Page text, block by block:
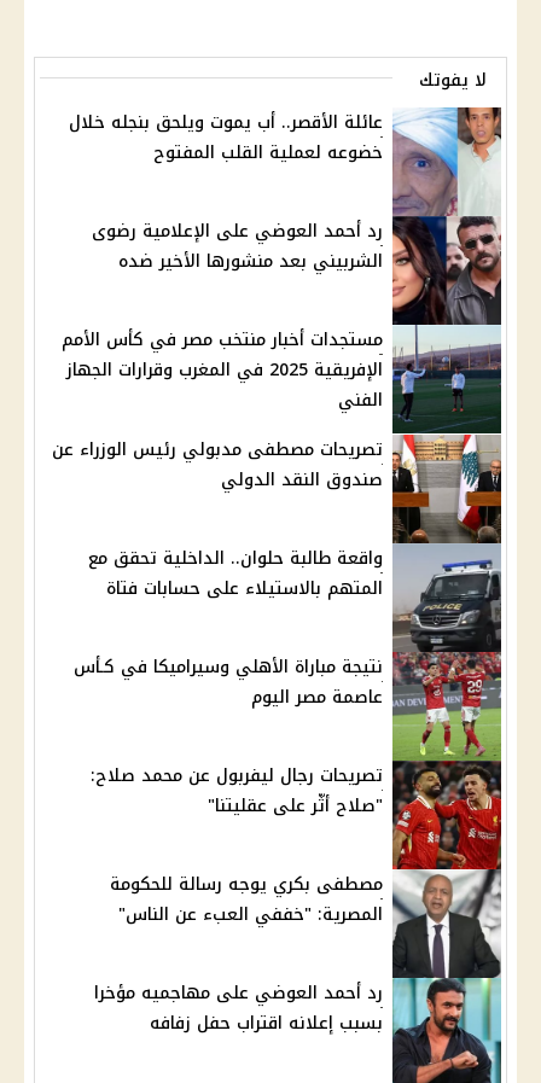
لا يفوتك
عائلة الأقصر.. أب يموت ويلحق بنجله خلال
خضوعه لعملية القلب المفتوح
رد أحمد العوضي على الإعلامية رضوى
الشربيني بعد منشورها الأخير ضده
مستجدات أخبار منتخب مصر في كأس الأمم
الإفريقية 2025 في المغرب وقرارات الجهاز
الفني
تصريحات مصطفى مدبولي رئيس الوزراء عن
صندوق النقد الدولي
واقعة طالبة حلوان.. الداخلية تحقق مع
المتهم بالاستيلاء على حسابات فتاة
نتيجة مباراة الأهلي وسيراميكا في كـأس
عاصمة مصر اليوم
تصريحات رجال ليفربول عن محمد صلاح:
"صلاح أثّر على عقليتنا"
مصطفى بكري يوجه رسالة للحكومة
المصرية: "خففي العبء عن الناس"
رد أحمد العوضي على مهاجميه مؤخرا
بسبب إعلانه اقتراب حفل زفافه